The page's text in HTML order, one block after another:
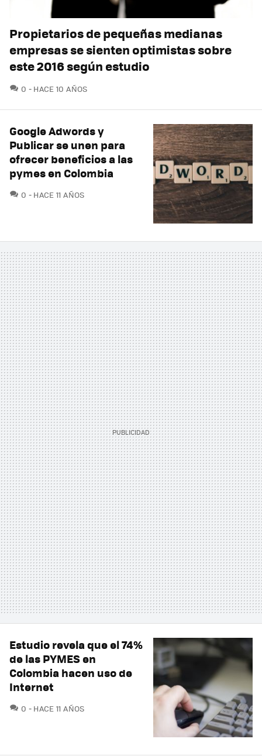
Propietarios de pequeñas medianas
empresas se sienten optimistas sobre
este 2016 según estudio
0 COMENTARIOS
HACE 10 AÑOS
Google Adwords y
Publicar se unen para
ofrecer beneficios a las
pymes en Colombia
0 COMENTARIOS
HACE 11 AÑOS
Estudio revela que el 74%
de las PYMES en
Colombia hacen uso de
Internet
0 COMENTARIOS
HACE 11 AÑOS